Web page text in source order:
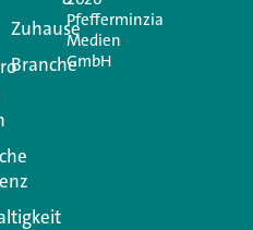
veröffentlicht.
Zuhause
Branche
Pfefferminzia
Medien
GmbH